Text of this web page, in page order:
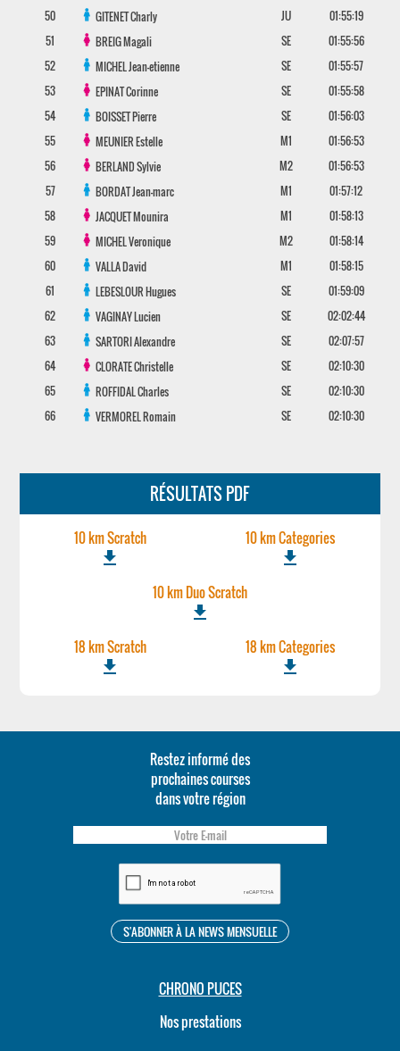
50
GITENETCharly JU
01:55:19
51
BREIGMagali SE
01:55:56
52
MICHELJean-etienne SE
01:55:57
53
EPINATCorinne SE
01:55:58
54
BOISSETPierre SE
01:56:03
55
MEUNIEREstelle M1
01:56:53
56
BERLANDSylvie M2
01:56:53
57
BORDATJean-marc M1
01:57:12
58
JACQUETMounira M1
01:58:13
59
MICHELVeronique M2
01:58:14
60
VALLADavid M1
01:58:15
61
LEBESLOURHugues SE
01:59:09
62
VAGINAYLucien SE
02:02:44
63
SARTORIAlexandre SE
02:07:57
64
CLORATEChristelle SE
02:10:30
65
ROFFIDALCharles SE
02:10:30
66
VERMORELRomain SE 02:10:30
RÉSULTATS PDF
10 km Scratch
file_download
10 km Categories
file_download
10 km Duo Scratch
file_download
18 km Scratch
file_download
18 km Categories
file_download
Restez informé des
prochaines courses
dans votre région
CHRONO PUCES
Nos prestations